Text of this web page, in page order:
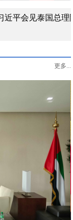
泰国总理阿努廷
更多...
章《团结是强国